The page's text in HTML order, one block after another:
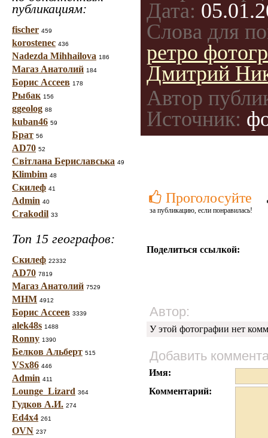
публикациям:
fischer 459
korostenec 436
Nadezda Mihhailova 186
Магаз Анатолий 184
Борис Ассеев 178
Рыбак 156
ggeolog 88
kuban46 59
Брат 56
AD70 52
Світлана Бериславська 49
Klimbim 48
Скилеф 41
Admin 40
Crakodil 33
Топ 15 географов:
Скилеф 22332
AD70 7819
Магаз Анатолий 7529
МНМ 4912
Борис Ассеев 3339
alek48s 1488
Ronny 1390
Белков Альберт 515
VSx86 446
Admin 411
Lounge_Lizard 364
Гудков А.И. 274
Ed4x4 261
OVN 237
Дата:
Слова для
ретро
Дмитрий
Автор
Источник:
Проголосуйте
за публикацию, если понравилась!
Поделиться ссылкой:
Автор:
У этой фотографии нет
Добавить
Имя:
Комментарий: